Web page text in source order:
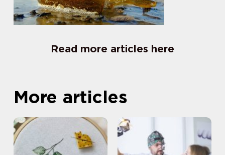
Read more articles here
More articles